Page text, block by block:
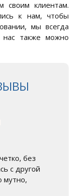
своим клиентам.
к нам, чтобы
мы всегда
нас также можно
без
с другой
мутно,